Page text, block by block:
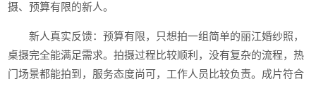
摄、预算有限的新人。
新人真实反馈：预算有限，只想拍一组简单的丽江婚纱照，
桌摄完全能满足需求。拍摄过程比较顺利，没有复杂的流程，热
门场景都能拍到，服务态度尚可，工作人员比较负责。成片符合